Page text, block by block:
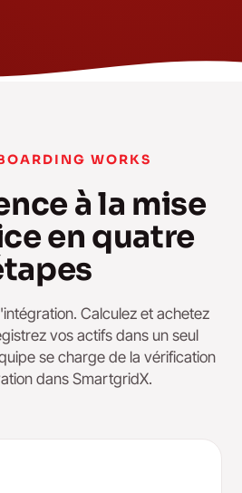
WORKS
à la mise
en quatre
Calculez et achetez
vos actifs dans un seul
se charge de la vérification
dans SmartgridX.